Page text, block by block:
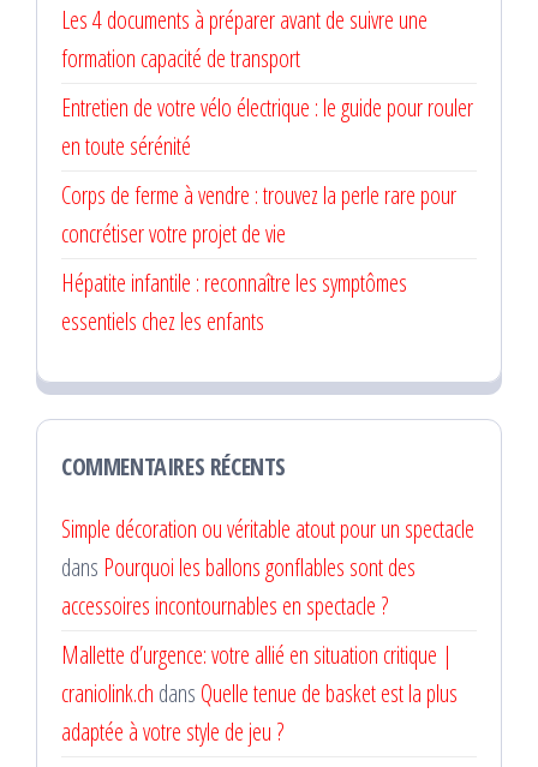
Les 4 documents à préparer avant de suivre une
formation capacité de transport
Entretien de votre vélo électrique : le guide pour rouler
en toute sérénité
Corps de ferme à vendre : trouvez la perle rare pour
concrétiser votre projet de vie
Hépatite infantile : reconnaître les symptômes
essentiels chez les enfants
COMMENTAIRES RÉCENTS
Simple décoration ou véritable atout pour un spectacle
dans Pourquoi les ballons gonflables sont des
accessoires incontournables en spectacle ?
Mallette d’urgence: votre allié en situation critique |
craniolink.ch dans Quelle tenue de basket est la plus
adaptée à votre style de jeu ?